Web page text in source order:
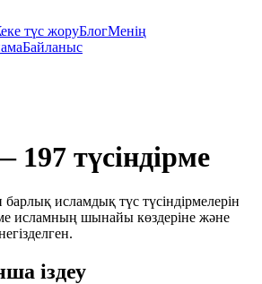
түс жоруБлогМенің
Байланыс
түсіндірме
исламдық түс түсіндірмелерін
исламның шынайы көздеріне және
іздеу